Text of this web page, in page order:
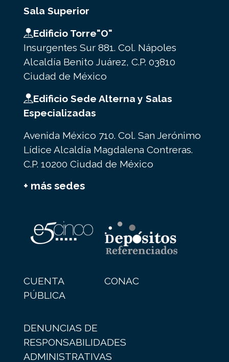
Sala Superior
Edificio Torre"O"
Insurgentes Sur 881. Col. Nápoles
Alcaldía Benito Juárez, C.P. 03810
Ciudad de México
Edificio Sede Alterna y Salas
Especializadas
Avenida México 710. Col. San Jerónimo
Lídice Alcaldía Magdalena Contreras.
C.P. 10200 Ciudad de México
+ más sedes
CUENTA
PÚBLICA
CONAC
DENUNCIAS DE
RESPONSABILIDADES
ADMINISTRATIVAS